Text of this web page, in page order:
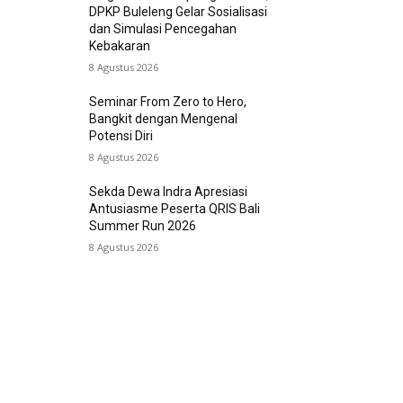
DPKP Buleleng Gelar Sosialisasi
dan Simulasi Pencegahan
Kebakaran
8 Agustus 2026
Seminar From Zero to Hero,
Bangkit dengan Mengenal
Potensi Diri
8 Agustus 2026
Sekda Dewa Indra Apresiasi
Antusiasme Peserta QRIS Bali
Summer Run 2026
8 Agustus 2026